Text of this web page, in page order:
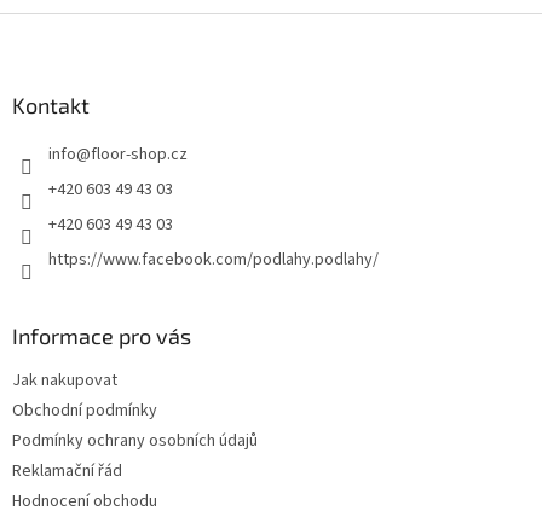
Kontakt
info@floor-shop.cz
+420 603 49 43 03
+420 603 49 43 03
https://www.facebook.com/podlahy.podlahy/
Informace pro vás
Jak nakupovat
Obchodní podmínky
Podmínky ochrany osobních údajů
Reklamační řád
Hodnocení obchodu